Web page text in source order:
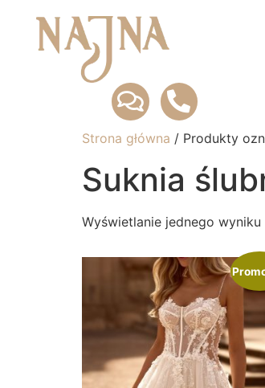
Strona główna / Produkty
Suknia
Wyświetlanie jednego wyniku